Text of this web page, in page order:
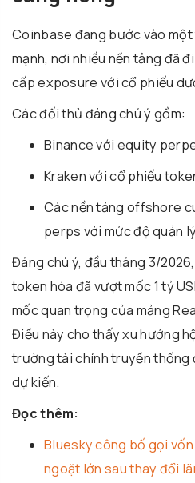
Coinbase đang bước vào
mạnh, nơi nhiều nền tảng đã
cấp exposure với cổ phiếu
Các đối thủ đáng chú ý gồm:
Binancevới equity
Krakenvới cổ phiếu
Các nền tảng offshore
perps với mức độ quản
Đáng chú ý, đầu tháng 3/
token hóa đã vượt mốc 1 tỷ
mốc quan trọng của mảng
Điều này cho thấy xu hướng
trường tài chính truyền thống
dự kiến.
Đọc thêm:
Bluesky công bố gọi vốn
ngoặt lớn sau thay đổi